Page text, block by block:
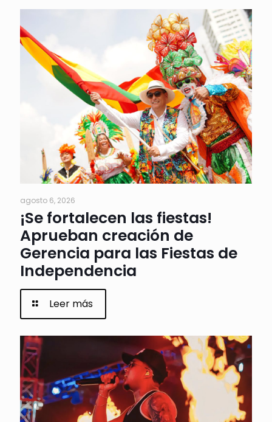
agosto 6, 2026
¡Se fortalecen las fiestas!
Aprueban creación de
Gerencia para las Fiestas de
Independencia
Leer más